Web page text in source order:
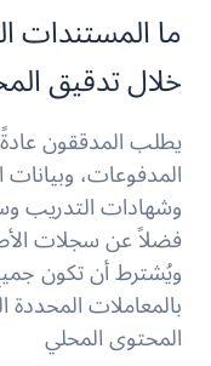
ما المستندات
خلال تدقيق
يطلب المدققون
المدفوعات،
وشهادات التدريب
فضلاً عن سجلات
ويُشترط أن تكون
بالمعاملات
المحتوى المحلي